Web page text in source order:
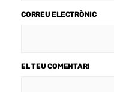
CORREU ELECTRÒNIC
EL TEU COMENTARI